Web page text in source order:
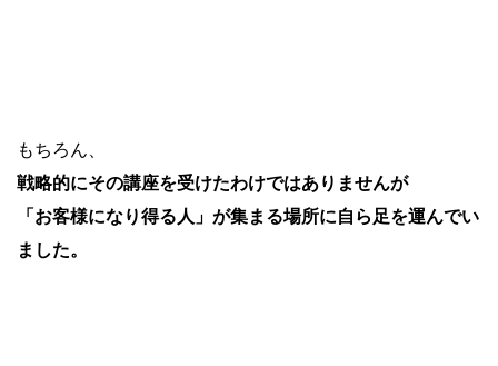
もちろん、
戦略的にその講座を受けたわけではありませんが
「お客様になり得る人」が集まる場所に自ら足を運んでい
ました。